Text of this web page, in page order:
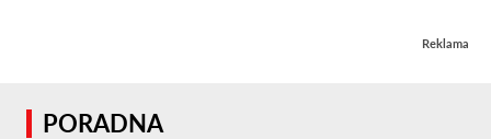
Reklama
PORADNA